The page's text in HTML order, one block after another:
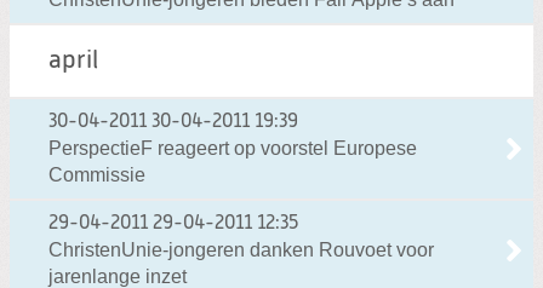
april
30-04-2011 30-04-2011 19:39
PerspectieF reageert op voorstel Europese
Commissie
29-04-2011 29-04-2011 12:35
ChristenUnie-jongeren danken Rouvoet voor
jarenlange inzet